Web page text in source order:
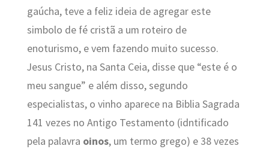
gaúcha, teve a feliz ideia de agregar este
simbolo de fé cristã a um roteiro de
enoturismo, e vem fazendo muito sucesso.
Jesus Cristo, na Santa Ceia, disse que “este é o
meu sangue” e além disso, segundo
especialistas, o vinho aparece na Biblia Sagrada
141 vezes no Antigo Testamento (idntificado
pela palavra oinos, um termo grego) e 38 vezes